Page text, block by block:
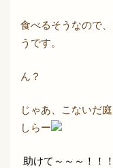
食べるそうなので
うです。
ん？
じゃあ、こないだ
しらー
助けて～～～！！